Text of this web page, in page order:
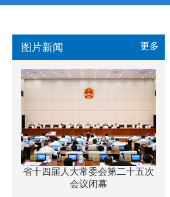
图片新闻 更多
省十四届人大常委会第二十五次
会议闭幕